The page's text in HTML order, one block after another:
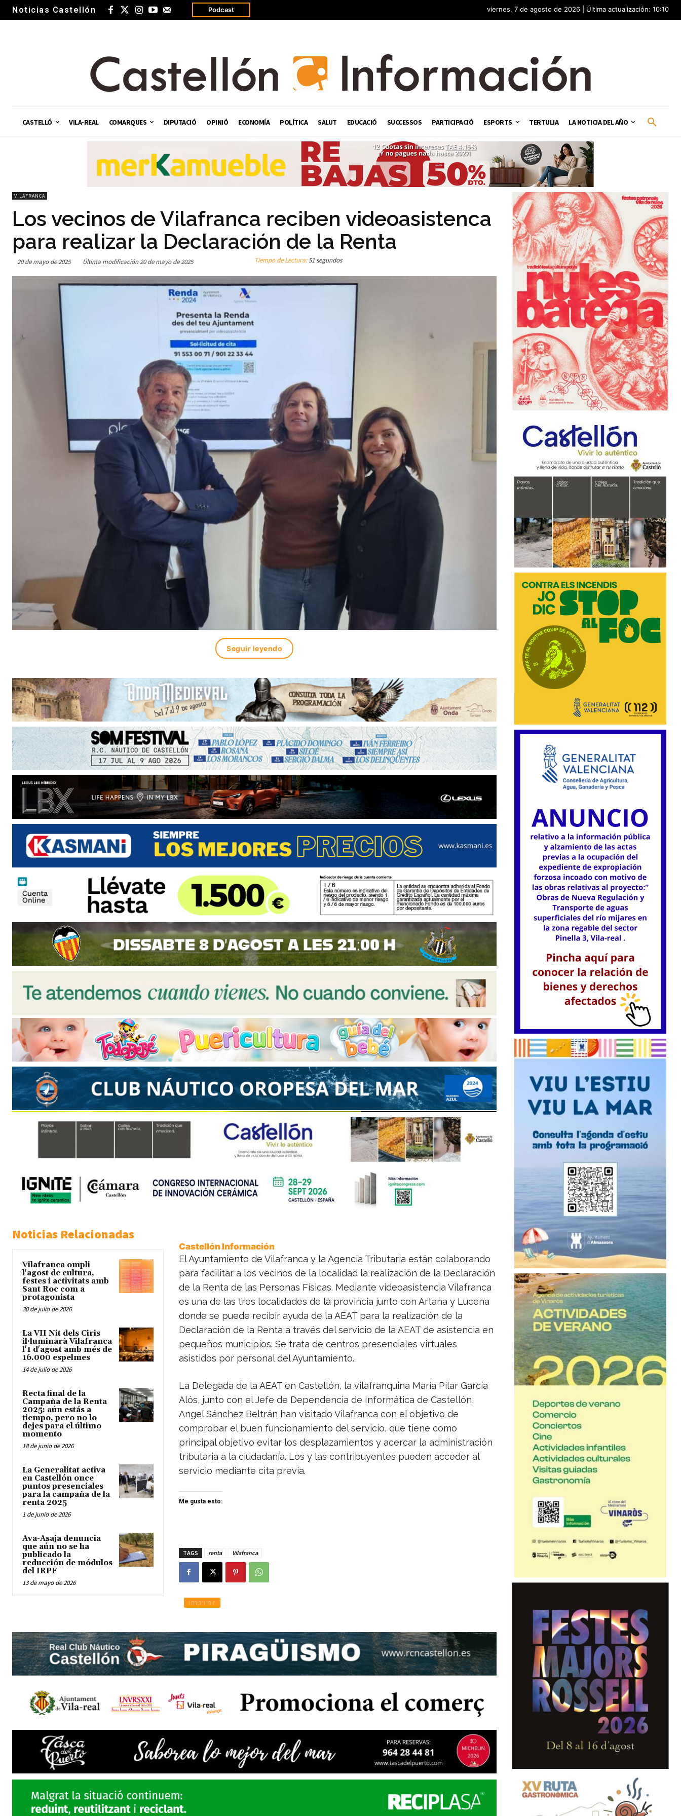
Noticias Castellón Podcast viernes, 7 de agosto de 2026 | Última actualización: 10:10
CASTELLÓ VILA-REAL COMARQUES DIPUTACIÓ OPINIÓ ECONOMÍA POLÍTICA SALUT EDUCACIÓ SUCCESSOS PARTICIPACIÓ ESPORTS TERTULIA LA NOTICIA DEL AÑO
VILAFRANCA
Los vecinos de Vilafranca reciben videoasistenca
para realizar la Declaración de la Renta
20 de mayo de 2025 Última modificación20 de mayo de 2025 Tiempo de Lectura:51 segundos
Seguir leyendo
Noticias Relacionadas
Vilafranca ompli
l'agost de cultura,
festes i activitats amb
Sant Roc com a
protagonista
30 de julio de 2026
La VII Nit dels Ciris
il·luminarà Vilafranca
l'1 d'agost amb més de
16.000 espelmes
14 de julio de 2026
Recta final de la
Campaña de la Renta
2025: aún estás a
tiempo, pero no lo
dejes para el último
momento
18 de junio de 2026
La Generalitat activa
en Castellón once
puntos presenciales
para la campaña de la
renta 2025
1 de junio de 2026
Ava-Asaja denuncia
que aún no se ha
publicado la
reducción de módulos
del IRPF
13 de mayo de 2026
Castellón Información
El Ayuntamiento de Vilafranca y la Agencia Tributaria están colaborando
para facilitar a los vecinos de la localidad la realización de la Declaración
de la Renta de las Personas Físicas. Mediante videoasistencia Vilafranca
es una de las tres localidades de la provincia junto con Artana y Lucena
donde se puede recibir ayuda de la AEAT para la realización de la
Declaración de la Renta a través del servicio de la AEAT de asistencia en
pequeños municipios. Se trata de centros presenciales virtuales
asistidos por personal del Ayuntamiento.
La Delegada de la AEAT en Castellón, la vilafranquina María Pilar García
Alós, junto con el Jefe de Dependencia de Informática de Castellón,
Angel Sánchez Beltrán han visitado Vilafranca con el objetivo de
comprobar el buen funcionamiento del servicio, que tiene como
principal objetivo evitar los desplazamientos y acercar la administración
tributaria a la ciudadanía. Los y las contribuyentes pueden acceder al
servicio mediante cita previa.
Me gusta esto:
TAGS renta Vilafranca
Imprimir